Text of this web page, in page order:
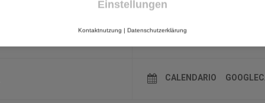
CALENDARIO
Einstellungen
Kontaktnutzung | Datenschutzerklärung